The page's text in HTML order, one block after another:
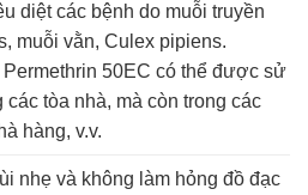
diệt các bệnh do muỗi truyền
muỗi vằn, Culex pipiens.
50EC có thể được sử
tòa nhà, mà còn trong các
hàng, v.v.
nhẹ và không làm hỏng đồ đạc